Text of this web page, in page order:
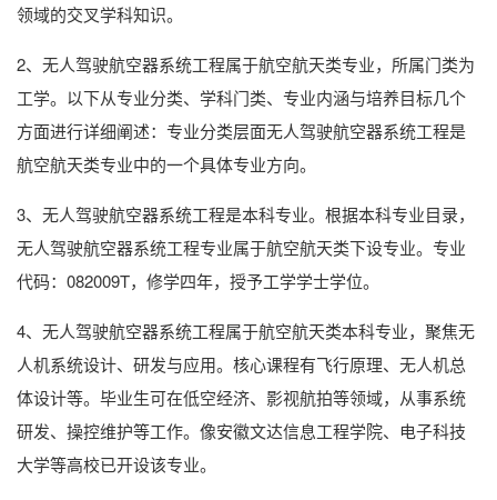
领域的交叉学科知识。
2、无人驾驶航空器系统工程属于航空航天类专业，所属门类为
工学。以下从专业分类、学科门类、专业内涵与培养目标几个
方面进行详细阐述：专业分类层面无人驾驶航空器系统工程是
航空航天类专业中的一个具体专业方向。
3、无人驾驶航空器系统工程是本科专业。根据本科专业目录，
无人驾驶航空器系统工程专业属于航空航天类下设专业。专业
代码：082009T，修学四年，授予工学学士学位。
4、无人驾驶航空器系统工程属于航空航天类本科专业，聚焦无
人机系统设计、研发与应用。核心课程有飞行原理、无人机总
体设计等。毕业生可在低空经济、影视航拍等领域，从事系统
研发、操控维护等工作。像安徽文达信息工程学院、电子科技
大学等高校已开设该专业。